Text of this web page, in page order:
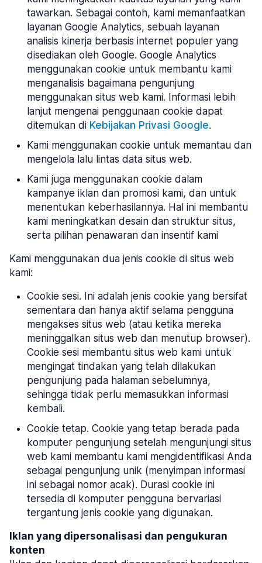
tawarkan. Sebagai contoh, kami memanfaatkan
layanan Google Analytics, sebuah layanan
analisis kinerja berbasis internet populer yang
disediakan oleh Google. Google Analytics
menggunakan cookie untuk membantu kami
menganalisis bagaimana pengunjung
menggunakan situs web kami. Informasi lebih
lanjut mengenai penggunaan cookie dapat
ditemukan di Kebijakan Privasi Google.
Kami menggunakan cookie untuk memantau dan
mengelola lalu lintas data situs web.
Kami juga menggunakan cookie dalam
kampanye iklan dan promosi kami, dan untuk
menentukan keberhasilannya. Hal ini membantu
kami meningkatkan desain dan struktur situs,
serta pilihan penawaran dan insentif kami
Kami menggunakan dua jenis cookie di situs web
kami:
Cookie sesi. Ini adalah jenis cookie yang bersifat
sementara dan hanya aktif selama pengguna
mengakses situs web (atau ketika mereka
meninggalkan situs web dan menutup browser).
Cookie sesi membantu situs web kami untuk
mengingat tindakan yang telah dilakukan
pengunjung pada halaman sebelumnya,
sehingga tidak perlu memasukkan informasi
kembali.
Cookie tetap. Cookie yang tetap berada pada
komputer pengunjung setelah mengunjungi situs
web kami membantu kami mengidentifikasi Anda
sebagai pengunjung unik (menyimpan informasi
ini sebagai nomor acak). Durasi cookie ini
tersedia di komputer pengguna bervariasi
tergantung jenis cookie yang digunakan.
Iklan yang dipersonalisasi dan pengukuran
konten